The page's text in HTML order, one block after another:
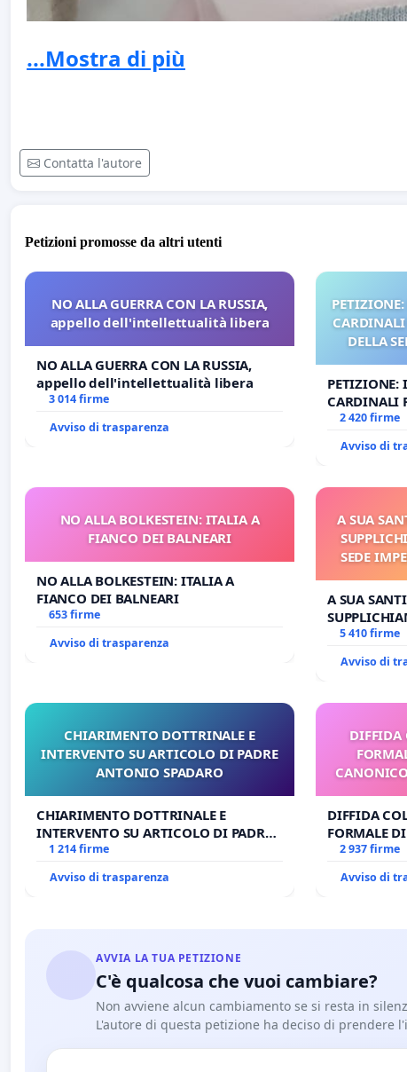
...Mostra di più
Contatta l'autore
Petizioni promosse da altri utenti
NO ALLA GUERRA CON LA RUSSIA,
appello dell'intellettualità libera
NO ALLA GUERRA CON LA RUSSIA,
appello dell'intellettualità libera
3 014 firme
Avviso di trasparenza
DELLA
PETIZIONE:
CARDINALI
DELLA
2 420 firme
Avviso di
NO ALLA BOLKESTEIN: ITALIA A
FIANCO DEI BALNEARI
NO ALLA BOLKESTEIN: ITALIA A
FIANCO DEI BALNEARI
653 firme
Avviso di trasparenza
A SUA
SEDE
A SUA
SEDE
5 410 firme
Avviso di
CHIARIMENTO DOTTRINALE E
INTERVENTO SU ARTICOLO DI PADRE
ANTONIO SPADARO
CHIARIMENTO DOTTRINALE E
INTERVENTO SU ARTICOLO DI PADRE
ANTONIO SPADARO
1 214 firme
Avviso di trasparenza
DIFFIDA
DIFFIDA
FORMALE
CANONICO
2 937 firme
Avviso di
AVVIA LA TUA PETIZIONE
C'è qualcosa che vuoi cambiare?
Non avviene alcun cambiamento se si resta in
L'autore di questa petizione ha deciso di prendere